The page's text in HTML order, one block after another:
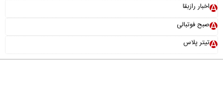
اخبار رازبقا
صبح فوتبالی
تیتر پلاس